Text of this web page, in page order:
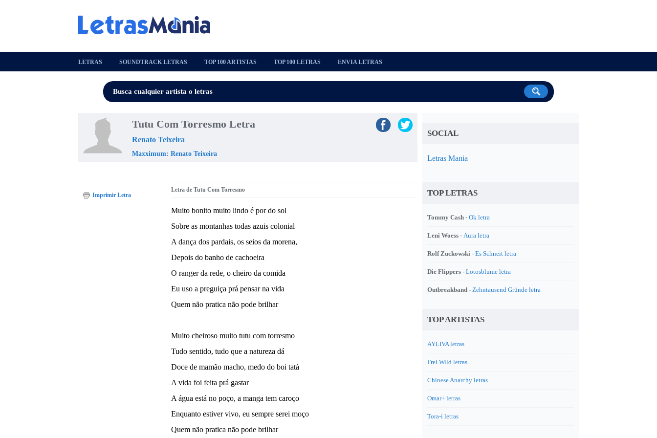
LETRAS SOUNDTRACK LETRAS TOP 100 ARTISTAS TOP 100 LETRAS ENVIA LETRAS
Tutu Com Torresmo Letra
Renato Teixeira
Maxximum: Renato Teixeira
Letra de Tutu Com Torresmo
Muito bonito muito lindo é por do sol
Sobre as montanhas todas azuis colonial
A dança dos pardais, os seios da morena,
Depois do banho de cachoeira
O ranger da rede, o cheiro da comida
Eu uso a preguiça prá pensar na vida
Quem não pratica não pode brilhar
Muito cheiroso muito tutu com torresmo
Tudo sentido, tudo que a natureza dá
Doce de mamão macho, medo do boi tatá
A vida foi feita prá gastar
A água está no poço, a manga tem caroço
Enquanto estiver vivo, eu sempre serei moço
Quem não pratica não pode brilhar
Imprimir Letra
SOCIAL
Letras Mania
TOP LETRAS
Tommy Cash - Ok letra
Leni Woess - Aura letra
Rolf Zuckowski - Es Schneit letra
Die Flippers - Lotosblume letra
Outbreakband - Zehntausend Gründe letra
TOP ARTISTAS
AYLIVA letras
Frei.Wild letras
Chinese Anarchy letras
Omar+ letras
Tora-i letras